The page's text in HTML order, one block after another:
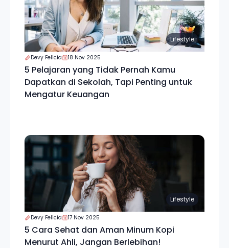
Lifestyle
Devy Felicia 18 Nov 2025
5 Pelajaran yang Tidak Pernah Kamu
Dapatkan di Sekolah, Tapi Penting untuk
Mengatur Keuangan
Lifestyle
Devy Felicia 17 Nov 2025
5 Cara Sehat dan Aman Minum Kopi
Menurut Ahli, Jangan Berlebihan!